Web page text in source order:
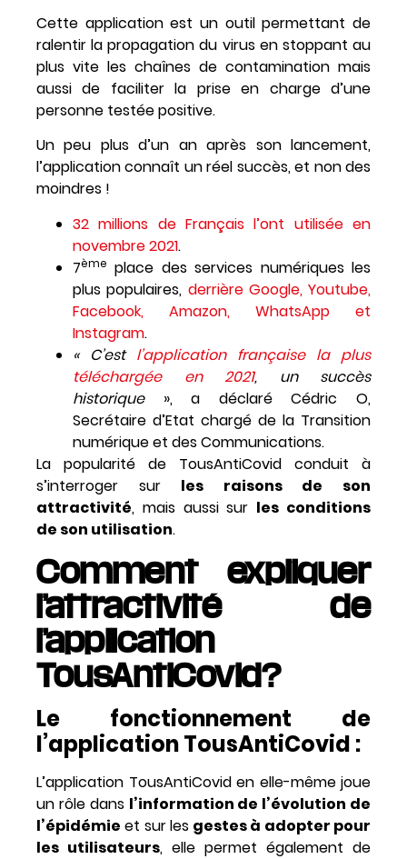
Cette application est un outil permettant de
ralentir la propagation du virus en stoppant au
plus vite les chaînes de contamination mais
aussi de faciliter la prise en charge d’une
personne testée positive.
Un peu plus d’un an après son lancement,
l’application connaît un réel succès, et non des
moindres !
32 millions de Français l’ont utilisée en
novembre 2021.
7ème place des services numériques les
plus populaires, derrière Google, Youtube,
Facebook, Amazon, WhatsApp et
Instagram.
« C’est l’application française la plus
téléchargée en 2021, un succès
historique», a déclaré Cédric O,
Secrétaire d’Etat chargé de la Transition
numérique et des Communications.
La popularité de TousAntiCovid conduit à
s’interroger sur les raisons de son
attractivité, mais aussi sur les conditions
de son utilisation.
Comment expliquer
l’attractivité de
l’application
TousAntiCovid?
Le fonctionnement de
l’application TousAntiCovid :
L’application TousAntiCovid en elle-même joue
un rôle dans l’information de l’évolution de
l’épidémie et sur les gestes à adopter pour
les utilisateurs, elle permet également de